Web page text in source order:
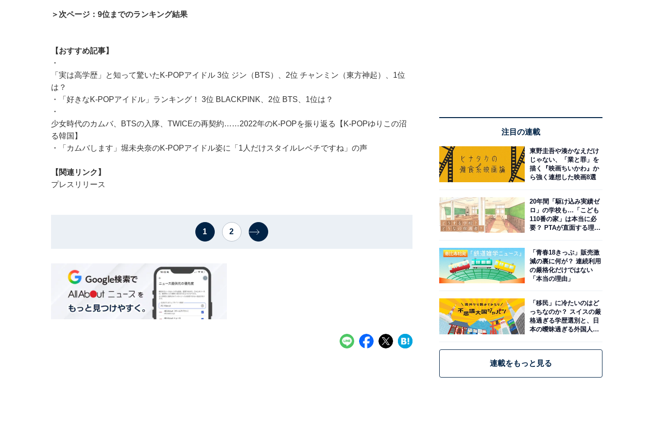
＞次ページ：9位までのランキング結果
【おすすめ記事】
・
「実は高学歴」と知って驚いたK-POPアイドル 3位 ジン（BTS）、2位 チャンミン（東方神起）、1位
は？
・
「好きなK-POPアイドル」ランキング！ 3位 BLACKPINK、2位 BTS、1位は？
・
少女時代のカムバ、BTSの入隊、TWICEの再契約……2022年のK-POPを振り返る【K-POPゆりこの沼
る韓国】
・
「カムバします」堀未央奈のK-POPアイドル姿に「1人だけスタイルレベチですね」の声
【関連リンク】
プレスリリース
1 2
注目の連載
東野圭吾や湊かなえだけ
じゃない、「業と罪」を
描く『映画ちいかわ』か
ら強く連想した映画8選
20年間「駆け込み実績ゼ
ロ」の学校も…「こども
110番の家」は本当に必
要？ PTAが直面する理想
「青春18きっぷ」販売激
減の裏に何が？ 連続利用
の厳格化だけではない
「本当の理由」
「移民」に冷たいのはど
っちなのか？ スイスの厳
格過ぎる学歴選別と、日
本の曖昧過ぎる外国人政
連載をもっと見る